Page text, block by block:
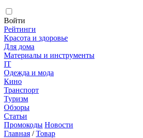
Войти
Рейтинги
Красота и здоровье
Для дома
Материалы и инструменты
IT
Одежда и мода
Кино
Транспорт
Туризм
Обзоры
Статьи
Промокоды Новости
Главная /Товар